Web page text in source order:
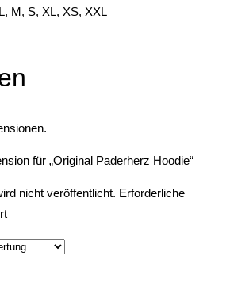
M, S, XL, XS, XXL
für „Original Paderherz Hoodie“
nicht veröffentlicht. Erforderliche